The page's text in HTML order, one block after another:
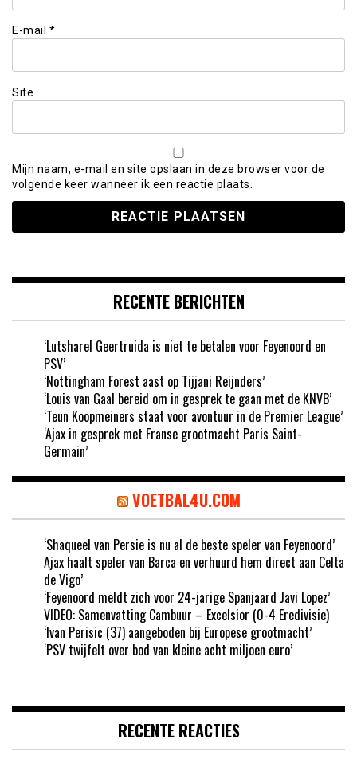
E-mail *
Site
Mijn naam, e-mail en site opslaan in deze browser voor de
volgende keer wanneer ik een reactie plaats.
RECENTE BERICHTEN
‘Lutsharel Geertruida is niet te betalen voor Feyenoord en
PSV’
‘Nottingham Forest aast op Tijjani Reijnders’
‘Louis van Gaal bereid om in gesprek te gaan met de KNVB’
‘Teun Koopmeiners staat voor avontuur in de Premier League’
‘Ajax in gesprek met Franse grootmacht Paris Saint-
Germain’
VOETBAL4U.COM
‘Shaqueel van Persie is nu al de beste speler van Feyenoord’
Ajax haalt speler van Barca en verhuurd hem direct aan Celta
de Vigo’
‘Feyenoord meldt zich voor 24-jarige Spanjaard Javi Lopez’
VIDEO: Samenvatting Cambuur – Excelsior (0-4 Eredivisie)
‘Ivan Perisic (37) aangeboden bij Europese grootmacht’
‘PSV twijfelt over bod van kleine acht miljoen euro’
RECENTE REACTIES